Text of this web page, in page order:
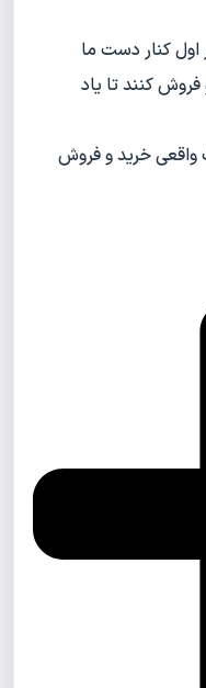
اول کنار دست ما
کنند تا یاد
واقعی خرید و فروش